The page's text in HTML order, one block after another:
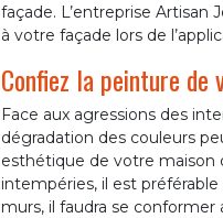
façade. L’entreprise
à votre façade lors de
Confiez la peinture de
Face aux agressions des
dégradation des couleurs
esthétique de votre maison
intempéries, il est
murs, il faudra se